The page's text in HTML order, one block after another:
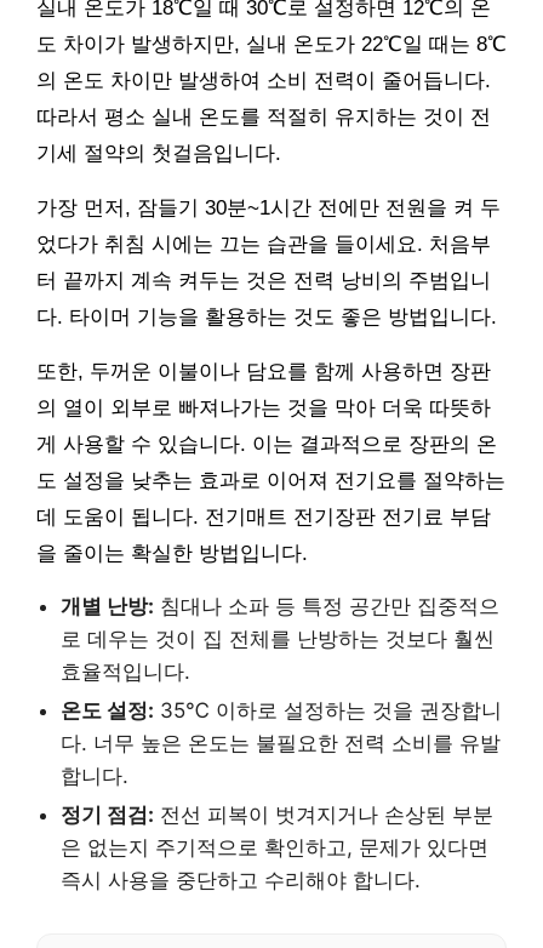
실내 온도가 18℃일 때 30℃로 설정하면 12℃의 온
도 차이가 발생하지만, 실내 온도가 22℃일 때는 8℃
의 온도 차이만 발생하여 소비 전력이 줄어듭니다.
따라서 평소 실내 온도를 적절히 유지하는 것이 전
기세 절약의 첫걸음입니다.
가장 먼저, 잠들기 30분~1시간 전에만 전원을 켜 두
었다가 취침 시에는 끄는 습관을 들이세요. 처음부
터 끝까지 계속 켜두는 것은 전력 낭비의 주범입니
다. 타이머 기능을 활용하는 것도 좋은 방법입니다.
또한, 두꺼운 이불이나 담요를 함께 사용하면 장판
의 열이 외부로 빠져나가는 것을 막아 더욱 따뜻하
게 사용할 수 있습니다. 이는 결과적으로 장판의 온
도 설정을 낮추는 효과로 이어져 전기요를 절약하는
데 도움이 됩니다. 전기매트 전기장판 전기료 부담
을 줄이는 확실한 방법입니다.
개별 난방: 침대나 소파 등 특정 공간만 집중적으
로 데우는 것이 집 전체를 난방하는 것보다 훨씬
효율적입니다.
온도 설정: 35℃ 이하로 설정하는 것을 권장합니
다. 너무 높은 온도는 불필요한 전력 소비를 유발
합니다.
정기 점검: 전선 피복이 벗겨지거나 손상된 부분
은 없는지 주기적으로 확인하고, 문제가 있다면
즉시 사용을 중단하고 수리해야 합니다.